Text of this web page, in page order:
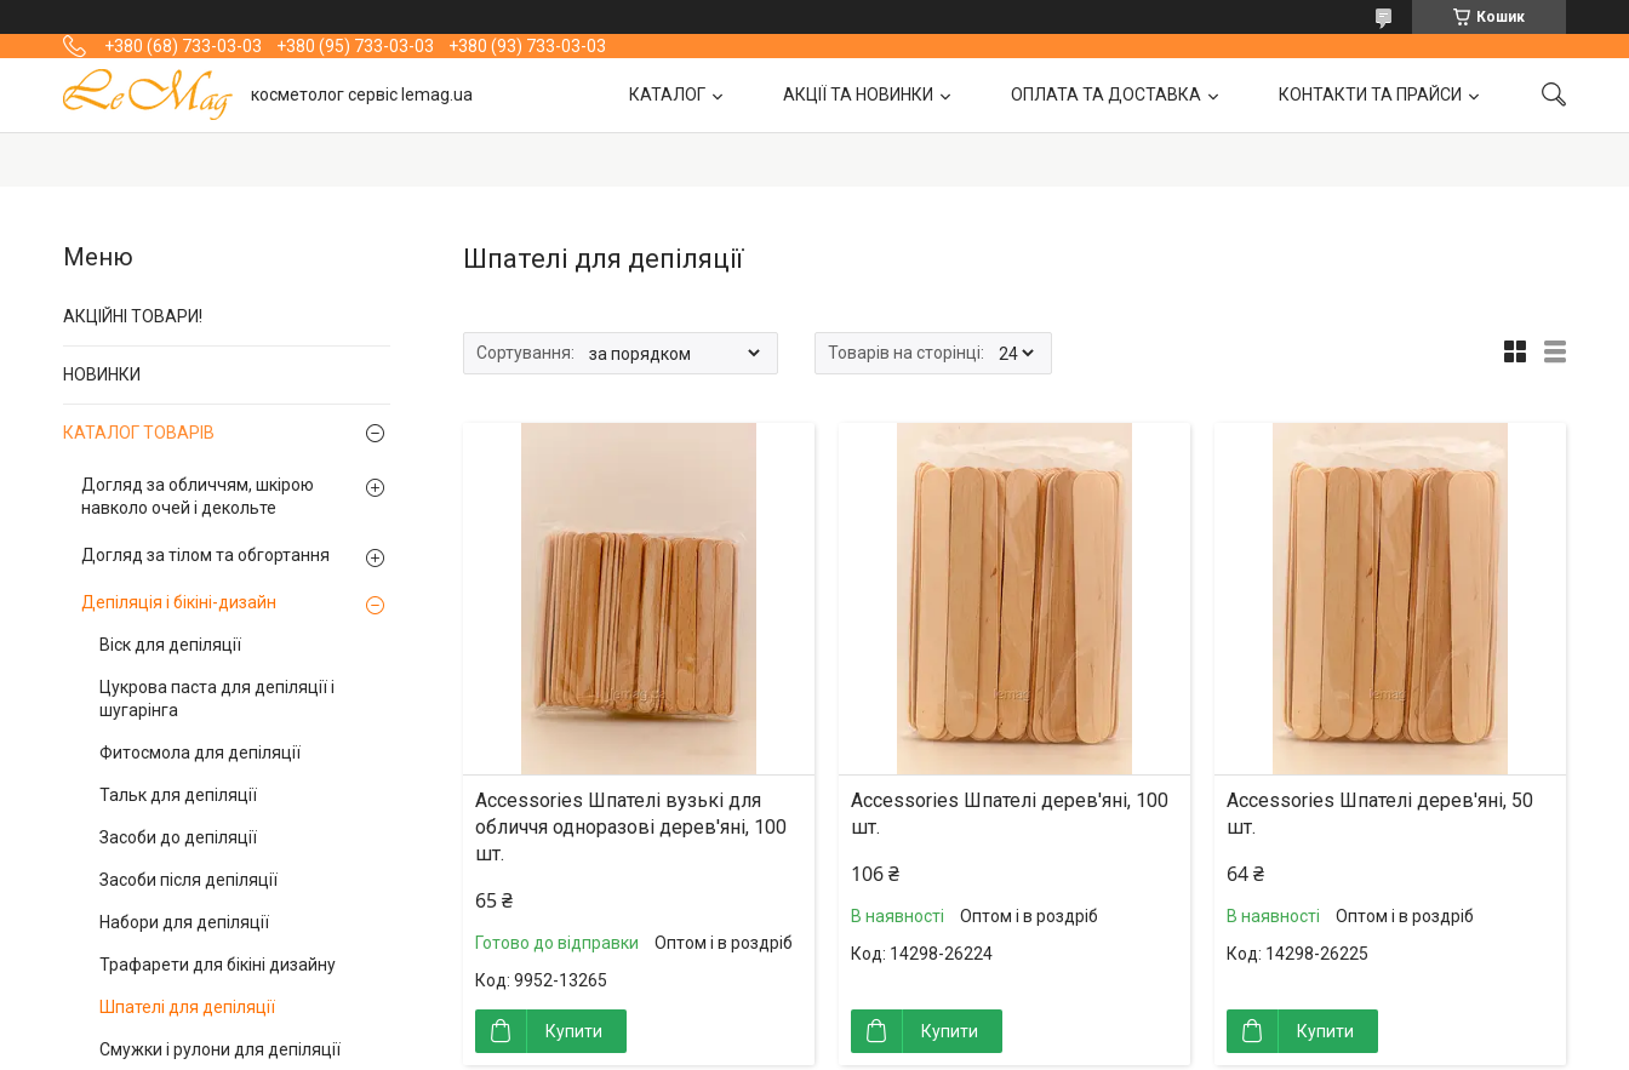
Кошик
+380 (68) 733-03-03 +380 (95) 733-03-03 +380 (93) 733-03-03
косметолог сервіс lemag.ua КАТАЛОГ АКЦІЇ ТА НОВИНКИ ОПЛАТА ТА ДОСТАВКА КОНТАКТИ ТА ПРАЙСИ
Шпателі для депіляції
Accessories Шпателі вузькі для
обличчя одноразові дерев'яні, 100
шт.
65 ₴
Готово до відправки
Оптом і в роздріб
9952-13265
Купити
Accessories Шпателі дерев'яні, 100
шт.
106 ₴
В наявності
Оптом і в роздріб
14298-26224
Купити
Accessories Шпателі дерев'яні, 50
шт.
64 ₴
В наявності
Оптом і в роздріб
14298-26225
Купити
АКЦІЙНІ ТОВАРИ!
НОВИНКИ
КАТАЛОГ ТОВАРІВ
Догляд за обличчям, шкірою
навколо очей і декольте
Догляд за тілом та обгортання
Депіляція і бікіні-дизайн
Віск для депіляції
Цукрова паста для депіляції і
шугарінга
Фитосмола для депіляції
Тальк для депіляції
Засоби до депіляції
Засоби після депіляції
Набори для депіляції
Трафарети для бікіні дизайну
Шпателі для депіляції
Смужки і рулони для депіляції